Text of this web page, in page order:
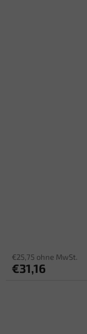
€25,75 ohne MwSt.
€31,16